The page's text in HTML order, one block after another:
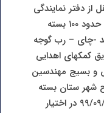
از دفتر نمایندگی
سازمان در شهرستان فردوس،این کمکها حدود ۱۰۰ بسته
-چای – رب گوجه
کمکهای اهدایی
و بسیج مهندسین
شهر ستان بسته
بندی و همزمان با شب جمعه مورخ ۹۹/۰۹/۱۴ در اختیار